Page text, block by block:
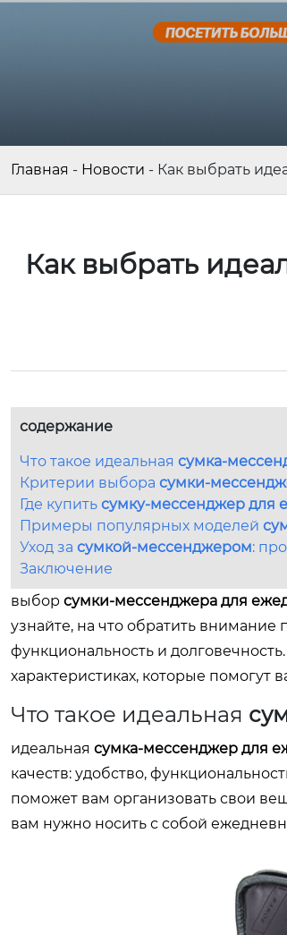
Главная - Новости - Как выбрать
Как выбрать
содержание
Что такое идеальная сумка-
Критерии выбора сумки-
Где купить сумку-мессенджер для
Примеры популярных моделей
Уход за сумкой-мессенджером:
Заключение
выбор сумки-мессенджера для
узнайте, на что обратить
функциональность и
характеристиках, которые помогут
Что такое идеальная
идеальная сумка-мессенджер для
качеств: удобство,
поможет вам организовать свои
вам нужно носить с собой